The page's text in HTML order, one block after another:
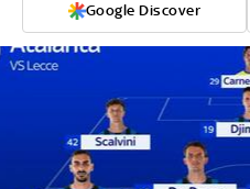
Google Discover